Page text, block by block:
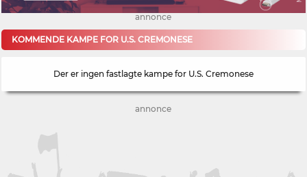
annonce
KOMMENDE KAMPE FOR U.S. CREMONESE
Der er ingen fastlagte kampe for U.S. Cremonese
annonce